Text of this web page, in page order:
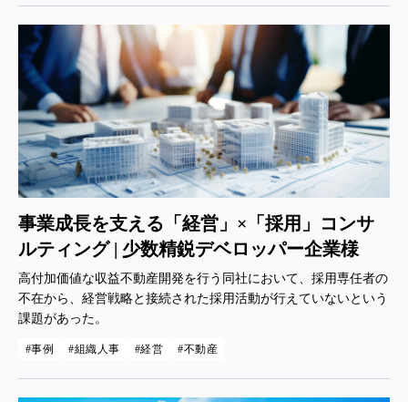
事業成長を支える「経営」×「採用」コンサ
ルティング | 少数精鋭デベロッパー企業様
高付加価値な収益不動産開発を行う同社において、採用専任者の
不在から、経営戦略と接続された採用活動が行えていないという
課題があった。
事例 組織人事 経営 不動産